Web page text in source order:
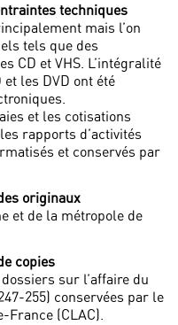
techniques
mais l’on
tels que des
CD et VHS. L’intégralité
les DVD ont été
et les cotisations
rapports d’activités
et conservés par
originaux
et de la métropole de
copies
sur l’affaire du
255) conservées par le
France (CLAC).